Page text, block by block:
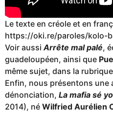
Le texte en créole et en
https://oki.re/paroles/kolo-
Voir aussiArrête mal palé,
guadeloupéen, ainsi que
même sujet, dans la
Enfin, nous présentons une
dénonciation, La mafia sé yo
2014), né Wilfried Aurélien